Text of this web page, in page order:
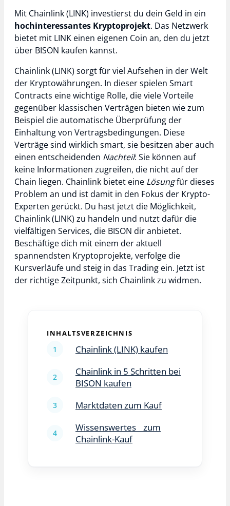
Mit Chainlink (LINK) investierst du dein Geld in ein
hochinteressantes Kryptoprojekt. Das Netzwerk
bietet mit LINK einen eigenen Coin an, den du jetzt
über BISON kaufen kannst.
Chainlink (LINK) sorgt für viel Aufsehen in der Welt
der Kryptowährungen. In dieser spielen Smart
Contracts eine wichtige Rolle, die viele Vorteile
gegenüber klassischen Verträgen bieten wie zum
Beispiel die automatische Überprüfung der
Einhaltung von Vertragsbedingungen. Diese
Verträge sind wirklich smart, sie besitzen aber auch
einen entscheidenden Nachteil: Sie können auf
keine Informationen zugreifen, die nicht auf der
Chain liegen. Chainlink bietet eine Lösungfür dieses
Problem an und ist damit in den Fokus der Krypto-
Experten gerückt. Du hast jetzt die Möglichkeit,
Chainlink (LINK) zu handeln und nutzt dafür die
vielfältigen Services, die BISON dir anbietet.
Beschäftige dich mit einem der aktuell
spannendsten Kryptoprojekte, verfolge die
Kursverläufe und steig in das Trading ein. Jetzt ist
der richtige Zeitpunkt, sich Chainlink zu widmen.
INHALTSVERZEICHNIS
Chainlink (LINK) kaufen
Chainlink in 5 Schritten bei
BISON kaufen
Marktdaten zum Kauf
Wissenswertes zum
Chainlink-Kauf